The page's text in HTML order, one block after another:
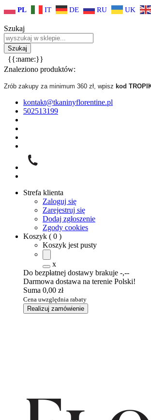
PL IT DE RU UK
Szukaj
{{:name:}}
Znaleziono produktów:
Zrób zakupy za minimum 360 zł, wpisz kod
kontakt@tkaninyflorentine.pl
502513199
Strefa klienta
Zaloguj się
Zarejestruj się
Dodaj zgłoszenie
Zgody cookies
Koszyk ( 0 )
Koszyk jest pusty
x
Do bezpłatnej dostawy brakuje -,--
Darmowa dostawa na terenie Polski!
Suma 0,00 zł
Cena uwzględnia rabaty
Realizuj zamówienie